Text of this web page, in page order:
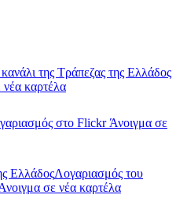
της Τράπεζας της Ελλάδος
καρτέλα
στο FlickrΆνοιγμα σε
ΕλλάδοςΛογαριασμός του
σε νέα καρτέλα